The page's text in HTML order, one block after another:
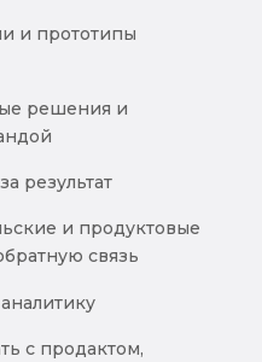
и прототипы
решения и
результат
и продуктовые
связь
с продактом,